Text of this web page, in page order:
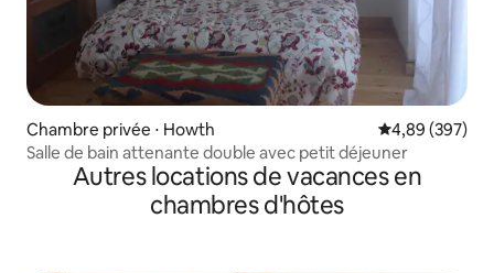
Chambre privée ⋅ Howth Évaluation
4,89 (397)
Salle de bain attenante double avec petit déjeuner
Autres locations de vacances en
chambres d'hôtes